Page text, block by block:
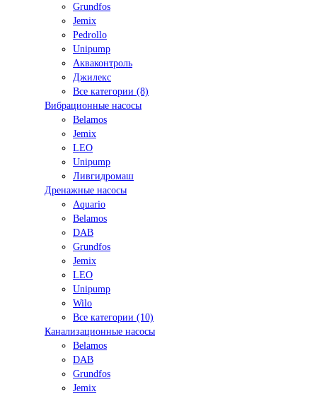
Grundfos
Jemix
Pedrollo
Unipump
Акваконтроль
Джилекс
Все категории (8)
Вибрационные насосы
Belamos
Jemix
LEO
Unipump
Ливгидромаш
Дренажные насосы
Aquario
Belamos
DAB
Grundfos
Jemix
LEO
Unipump
Wilo
Все категории (10)
Канализационные насосы
Belamos
DAB
Grundfos
Jemix